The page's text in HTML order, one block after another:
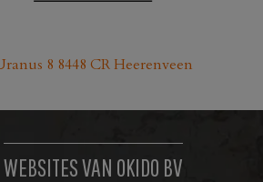
8 8448 CR Heerenveen
WEBSITES VAN OKIDO BV